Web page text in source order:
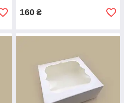
160 ₴